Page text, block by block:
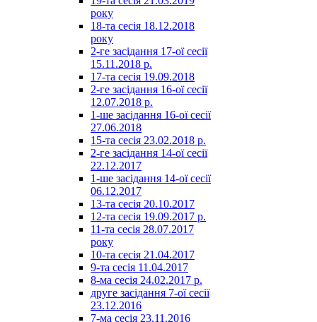
року
18-та сесія 18.12.2018
року
2-ге засідання 17-ої сесії
15.11.2018 р.
17-та сесія 19.09.2018
2-ге засідання 16-ої сесії
12.07.2018 р.
1-ше засідання 16-ої сесії
27.06.2018
15-та сесія 23.02.2018 р.
2-ге засідання 14-ої сесії
22.12.2017
1-ше засідання 14-ої сесії
06.12.2017
13-та сесія 20.10.2017
12-та сесія 19.09.2017 р.
11-та сесія 28.07.2017
року
10-та сесія 21.04.2017
9-та сесія 11.04.2017
8-ма сесія 24.02.2017 р.
друге засідання 7-ої сесії
23.12.2016
7-ма сесія 23.11.2016